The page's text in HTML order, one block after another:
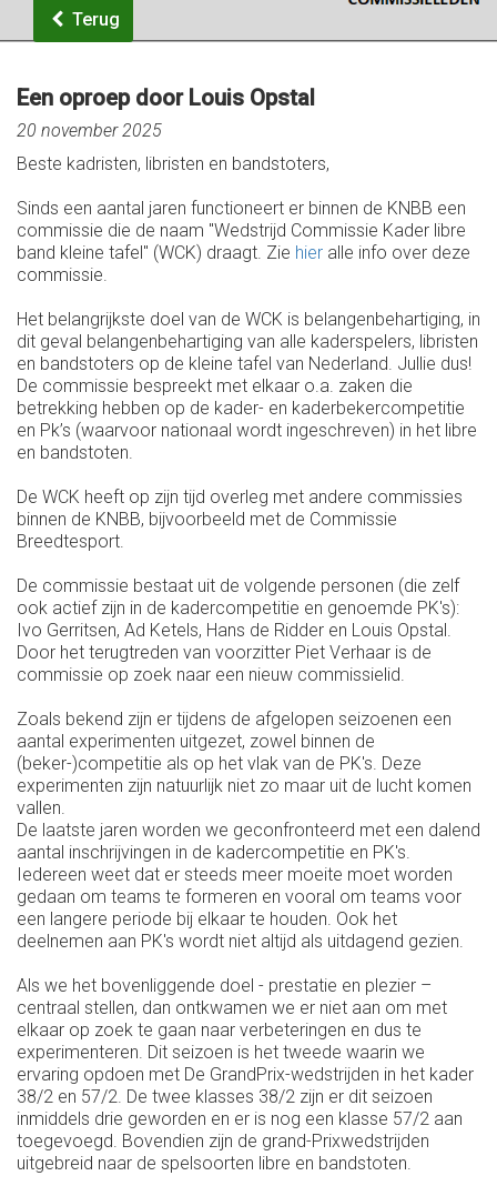
Terug
Een oproep door Louis Opstal
20 november 2025
Beste kadristen, libristen en bandstoters,
Sinds een aantal jaren functioneert er binnen de KNBB een
commissie die de naam "Wedstrijd Commissie Kader libre
band kleine tafel" (WCK) draagt. Zie hier alle info over deze
commissie.
Het belangrijkste doel van de WCK is belangenbehartiging, in
dit geval belangenbehartiging van alle kaderspelers, libristen
en bandstoters op de kleine tafel van Nederland. Jullie dus!
De commissie bespreekt met elkaar o.a. zaken die
betrekking hebben op de kader- en kaderbekercompetitie
en Pk’s (waarvoor nationaal wordt ingeschreven) in het libre
en bandstoten.
De WCK heeft op zijn tijd overleg met andere commissies
binnen de KNBB, bijvoorbeeld met de Commissie
Breedtesport.
De commissie bestaat uit de volgende personen (die zelf
ook actief zijn in de kadercompetitie en genoemde PK's):
Ivo Gerritsen, Ad Ketels, Hans de Ridder en Louis Opstal.
Door het terugtreden van voorzitter Piet Verhaar is de
commissie op zoek naar een nieuw commissielid.
Zoals bekend zijn er tijdens de afgelopen seizoenen een
aantal experimenten uitgezet, zowel binnen de
(beker-)competitie als op het vlak van de PK's. Deze
experimenten zijn natuurlijk niet zo maar uit de lucht komen
vallen.
De laatste jaren worden we geconfronteerd met een dalend
aantal inschrijvingen in de kadercompetitie en PK's.
Iedereen weet dat er steeds meer moeite moet worden
gedaan om teams te formeren en vooral om teams voor
een langere periode bij elkaar te houden. Ook het
deelnemen aan PK's wordt niet altijd als uitdagend gezien.
Als we het bovenliggende doel - prestatie en plezier –
centraal stellen, dan ontkwamen we er niet aan om met
elkaar op zoek te gaan naar verbeteringen en dus te
experimenteren. Dit seizoen is het tweede waarin we
ervaring opdoen met De GrandPrix-wedstrijden in het kader
38/2 en 57/2. De twee klasses 38/2 zijn er dit seizoen
inmiddels drie geworden en er is nog een klasse 57/2 aan
toegevoegd. Bovendien zijn de grand-Prixwedstrijden
uitgebreid naar de spelsoorten libre en bandstoten.